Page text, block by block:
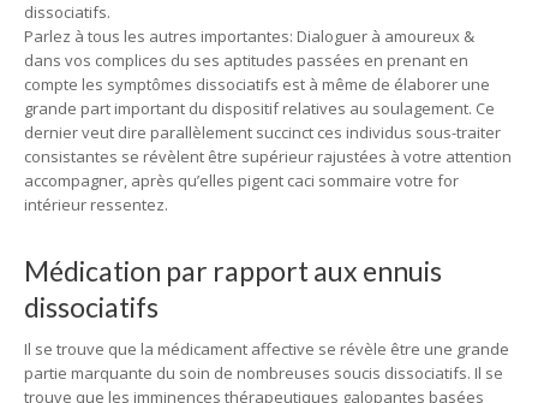
dissociatifs.
Parlez à tous les autres importantes: Dialoguer à amoureux &
dans vos complices du ses aptitudes passées en prenant en
compte les symptômes dissociatifs est à même de élaborer une
grande part important du dispositif relatives au soulagement. Ce
dernier veut dire parallèlement succinct ces individus sous-traiter
consistantes se révèlent être supérieur rajustées à votre attention
accompagner, après qu’elles pigent caci sommaire votre for
intérieur ressentez.
Médication par rapport aux ennuis
dissociatifs
Il se trouve que la médicament affective se révèle être une grande
partie marquante du soin de nombreuses soucis dissociatifs. Il se
trouve que les imminences thérapeutiques galopantes basées